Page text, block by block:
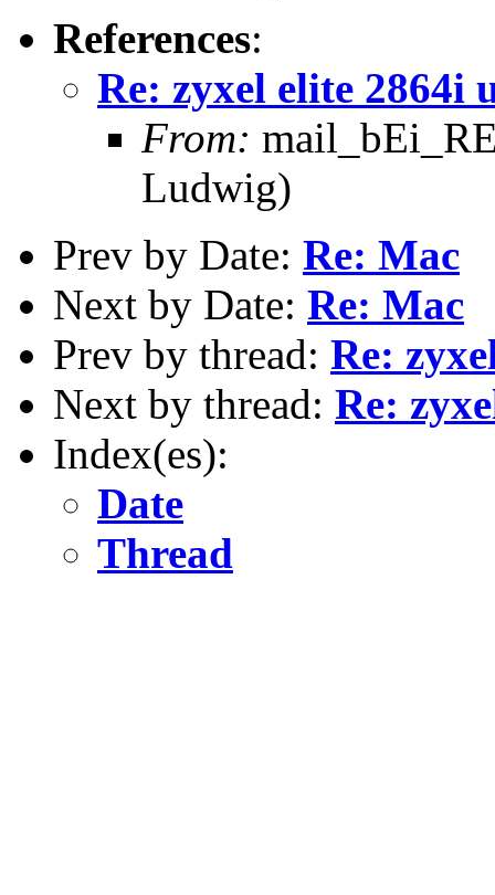
References:
Re: zyxel elite 2864i
From:
Ludwig)
Prev by Date: Re: Mac
Next by Date: Re: Mac
Prev by thread: Re:
Next by thread: Re:
Index(es):
Date
Thread